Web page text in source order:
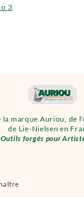
la marque Auriou, de
de Lie-Nielsen en
forgés pour
3